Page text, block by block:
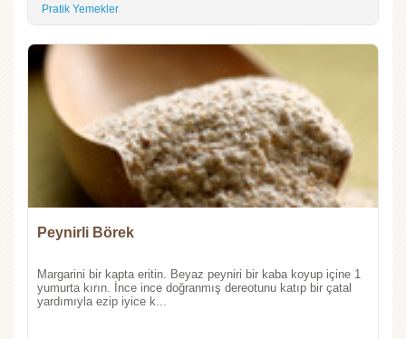
Pratik Yemekler
Peynirli Börek
Margarini bir kapta eritin. Beyaz peyniri bir kaba koyup içine 1
yumurta kırın. İnce ince doğranmış dereotunu katıp bir çatal
yardımıyla ezip iyice k...